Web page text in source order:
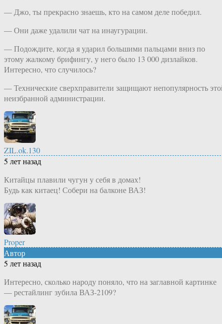
— Джо, ты прекрасно знаешь, кто на самом деле победил.
— Они даже удалили чат на инаугурации.
— Подождите, когда я ударил большими пальцами вниз по
этому жалкому брифингу, у него было 13 000 дизлайков.
Интересно, что случилось?
— Технические сверхправители защищают непопулярность
неизбранной администрации.
ZIL.ok.130
5 лет назад
Китайцы плавили чугун у себя в домах!
Будь как китаец! Собери на балконе ВАЗ!
Proper
Автор
5 лет назад
Интересно, сколько народу поняло, что на заглавной картинке
— рестайлинг зубила ВАЗ-2109?